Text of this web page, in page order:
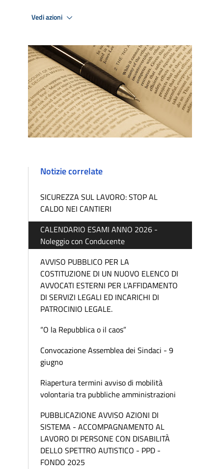
Vedi azioni
Notizie correlate
SICUREZZA SUL LAVORO: STOP AL
CALDO NEI CANTIERI
CALENDARIO ESAMI ANNO 2026 -
Noleggio con Conducente
AVVISO PUBBLICO PER LA
COSTITUZIONE DI UN NUOVO ELENCO DI
AVVOCATI ESTERNI PER L’AFFIDAMENTO
DI SERVIZI LEGALI ED INCARICHI DI
PATROCINIO LEGALE.
“O la Repubblica o il caos”
Convocazione Assemblea dei Sindaci - 9
giugno
Riapertura termini avviso di mobilità
volontaria tra pubbliche amministrazioni
PUBBLICAZIONE AVVISO AZIONI DI
SISTEMA - ACCOMPAGNAMENTO AL
LAVORO DI PERSONE CON DISABILITÀ
DELLO SPETTRO AUTISTICO - PPD -
FONDO 2025